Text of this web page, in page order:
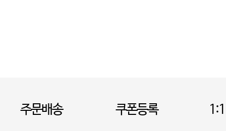
주문배송 쿠폰등록